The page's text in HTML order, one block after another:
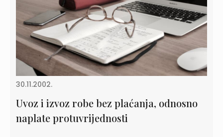
30.11.2002.
Uvoz i izvoz robe bez plaćanja, odnosno
naplate protuvrijednosti